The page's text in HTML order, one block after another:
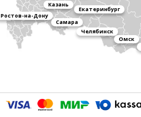
Казань
Екатеринбург
Ростов-на-Дону
Самара
Челябинск
Омск